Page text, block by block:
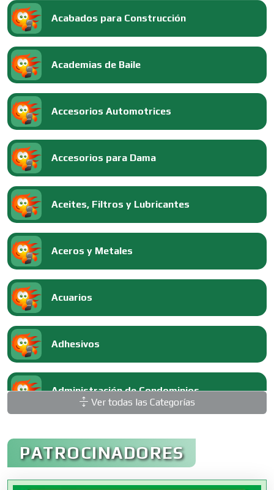
Acabados para Construcción
Academias de Baile
Accesorios Automotrices
Accesorios para Dama
Aceites, Filtros y Lubricantes
Aceros y Metales
Acuarios
Adhesivos
Administración de Condominios
Administración de Empresas
Agencias Aduanales
Ver todas las Categorías
PATROCINADORES